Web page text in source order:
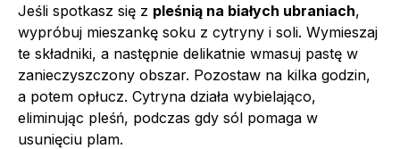
Jeśli spotkasz się z pleśnią na białych ubraniach,
wypróbuj mieszankę soku z cytryny i soli. Wymieszaj
te składniki, a następnie delikatnie wmasuj pastę w
zanieczyszczony obszar. Pozostaw na kilka godzin,
a potem opłucz. Cytryna działa wybielająco,
eliminując pleśń, podczas gdy sól pomaga w
usunięciu plam.